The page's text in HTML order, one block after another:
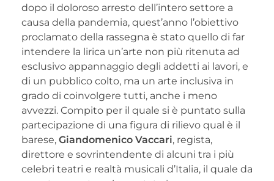
dopo il doloroso arresto dell’intero settore a
causa della pandemia, quest’anno l’obiettivo
proclamato della rassegna è stato quello di far
intendere la lirica un’arte non più ritenuta ad
esclusivo appannaggio degli addetti ai lavori, e
di un pubblico colto, ma un arte inclusiva in
grado di coinvolgere tutti, anche i meno
avvezzi. Compito per il quale si è puntato sulla
partecipazione di una figura di rilievo qual è il
barese, Giandomenico Vaccari, regista,
direttore e sovrintendente di alcuni tra i più
celebri teatri e realtà musicali d’Italia, il quale da